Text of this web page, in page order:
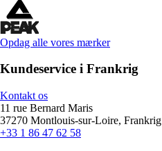
Opdag alle vores mærker
Kundeservice i Frankrig
Kontakt os
11 rue Bernard Maris
37270 Montlouis-sur-Loire, Frankrig
+33 1 86 47 62 58